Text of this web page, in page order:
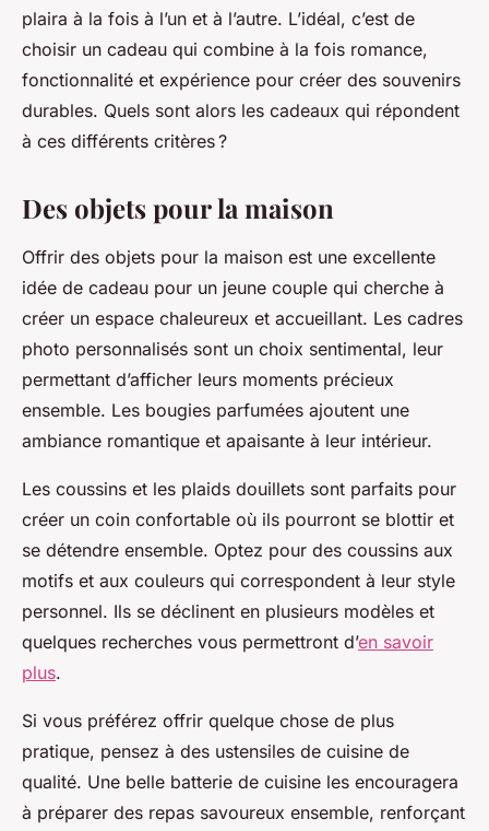
plaira à la fois à l’un et à l’autre. L’idéal, c’est de
choisir un cadeau qui combine à la fois romance,
fonctionnalité et expérience pour créer des souvenirs
durables. Quels sont alors les cadeaux qui répondent
à ces différents critères ?
Des objets pour la maison
Offrir des objets pour la maison est une excellente
idée de cadeau pour un jeune couple qui cherche à
créer un espace chaleureux et accueillant. Les cadres
photo personnalisés sont un choix sentimental, leur
permettant d’afficher leurs moments précieux
ensemble. Les bougies parfumées ajoutent une
ambiance romantique et apaisante à leur intérieur.
Les coussins et les plaids douillets sont parfaits pour
créer un coin confortable où ils pourront se blottir et
se détendre ensemble. Optez pour des coussins aux
motifs et aux couleurs qui correspondent à leur style
personnel. Ils se déclinent en plusieurs modèles et
quelques recherches vous permettront d’en savoir
plus.
Si vous préférez offrir quelque chose de plus
pratique, pensez à des ustensiles de cuisine de
qualité. Une belle batterie de cuisine les encouragera
à préparer des repas savoureux ensemble, renforçant